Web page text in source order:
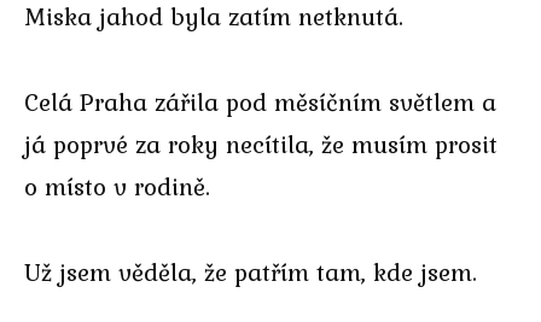
Miska jahod byla zatím netknutá.
Celá Praha zářila pod měsíčním světlem a
já poprvé za roky necítila, že musím prosit
o místo v rodině.
Už jsem věděla, že patřím tam, kde jsem.